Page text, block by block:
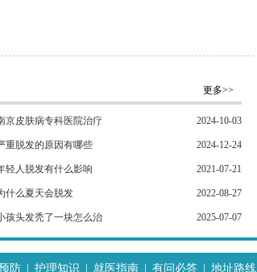
更多>>
2024-10-03
京皮肤病专科医院治疗
2024-12-24
重脱发的原因有哪些
2021-07-21
轻人脱发有什么影响
2022-08-27
什么夏天会脱发
2025-07-07
孩头发秃了一块怎么治
防 护理知识 就医指南 有问必答 地址路线